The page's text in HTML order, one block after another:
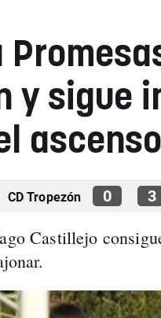
y sigue
ascenso
CD Tropezón 0 3
Castillejo